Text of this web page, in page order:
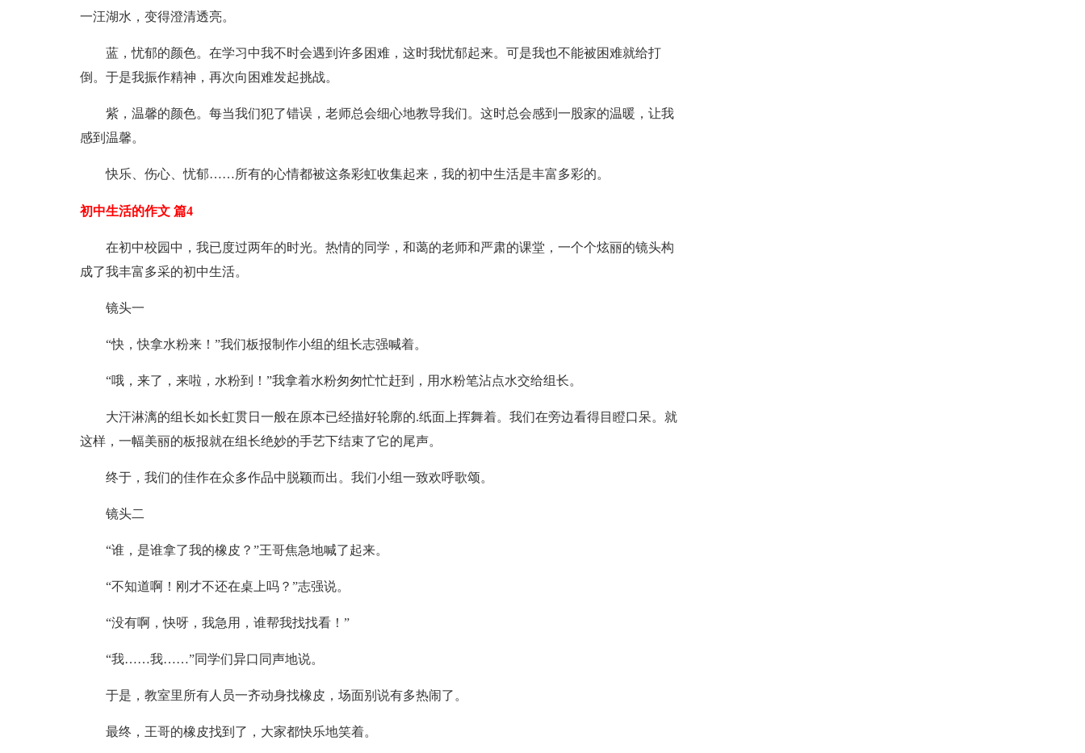
一汪湖水，变得澄清透亮。
蓝，忧郁的颜色。在学习中我不时会遇到许多困难，这时我忧郁起来。可是我也不能被困难就给打
倒。于是我振作精神，再次向困难发起挑战。
紫，温馨的颜色。每当我们犯了错误，老师总会细心地教导我们。这时总会感到一股家的温暖，让我
感到温馨。
快乐、伤心、忧郁……所有的心情都被这条彩虹收集起来，我的初中生活是丰富多彩的。
初中生活的作文 篇4
在初中校园中，我已度过两年的时光。热情的同学，和蔼的老师和严肃的课堂，一个个炫丽的镜头构
成了我丰富多采的初中生活。
镜头一
“快，快拿水粉来！”我们板报制作小组的组长志强喊着。
“哦，来了，来啦，水粉到！”我拿着水粉匆匆忙忙赶到，用水粉笔沾点水交给组长。
大汗淋漓的组长如长虹贯日一般在原本已经描好轮廓的.纸面上挥舞着。我们在旁边看得目瞪口呆。就
这样，一幅美丽的板报就在组长绝妙的手艺下结束了它的尾声。
终于，我们的佳作在众多作品中脱颖而出。我们小组一致欢呼歌颂。
镜头二
“谁，是谁拿了我的橡皮？”王哥焦急地喊了起来。
“不知道啊！刚才不还在桌上吗？”志强说。
“没有啊，快呀，我急用，谁帮我找找看！”
“我……我……”同学们异口同声地说。
于是，教室里所有人员一齐动身找橡皮，场面别说有多热闹了。
最终，王哥的橡皮找到了，大家都快乐地笑着。